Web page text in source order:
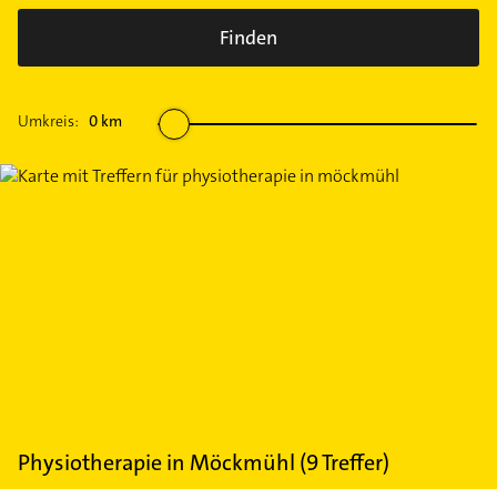
Finden
Umkreis: 0 km
Physiotherapiein Möckmühl (9Treffer)